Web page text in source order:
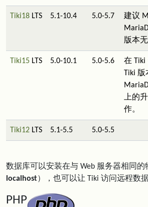
Tiki18 LTS 5.1-10.4 5.0-5.7
建议
版本
Tiki15 LTS 5.0-10.1 5.0-5.6
在 Tiki
Tiki 版
上的
作。
Tiki12 LTS 5.1-5.5 5.0-5.5
数据库可以安装在与 Web 服务器相同的
localhost），也可以让 Tiki 访问远程数据
PHP